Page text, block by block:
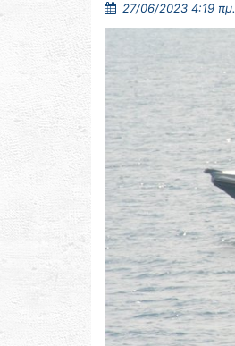
27/06/2023 4:19 πμ.